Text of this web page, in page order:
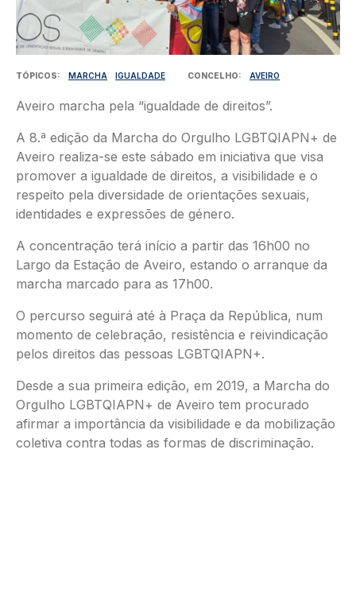
TÓPICOS MARCHA IGUALDADE CONCELHO AVEIRO
Aveiro marcha pela “igualdade de direitos”.
A 8.ª edição da Marcha do Orgulho LGBTQIAPN+ de
Aveiro realiza-se este sábado em iniciativa que visa
promover a igualdade de direitos, a visibilidade e o
respeito pela diversidade de orientações sexuais,
identidades e expressões de género.
A concentração terá início a partir das 16h00 no
Largo da Estação de Aveiro, estando o arranque da
marcha marcado para as 17h00.
O percurso seguirá até à Praça da República, num
momento de celebração, resistência e reivindicação
pelos direitos das pessoas LGBTQIAPN+.
Desde a sua primeira edição, em 2019, a Marcha do
Orgulho LGBTQIAPN+ de Aveiro tem procurado
afirmar a importância da visibilidade e da mobilização
coletiva contra todas as formas de discriminação.